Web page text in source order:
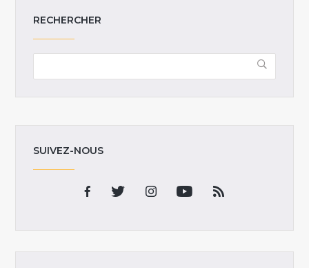
RECHERCHER
SUIVEZ-NOUS